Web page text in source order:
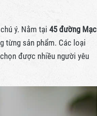
ý. Nằm tại 45 đường Mạc
từng sản phẩm. Các loại
được nhiều người yêu